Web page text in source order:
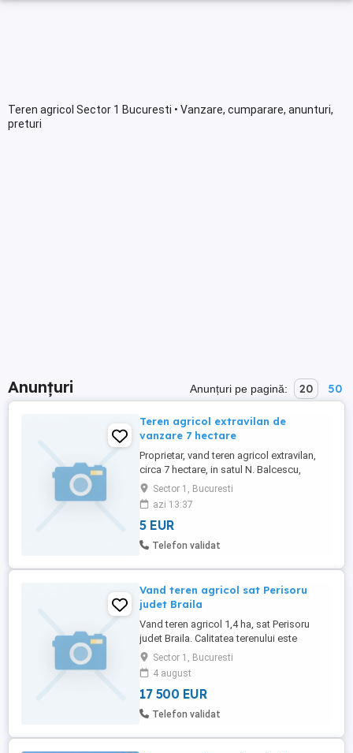
Teren agricol Sector 1 Bucuresti • Vanzare, cumparare, anunturi,
preturi
Anunțuri Anunțuri pe pagină: 20 50
Teren agricol extravilan de
vanzare 7 hectare
Proprietar, vand teren agricol extravilan,
circa 7 hectare, in satul N. Balcescu,
judetul Teleorman. Terenul este format din
mai multe parcele, de diferite marimi, date
in prezent in arenda. De asemenea, am de
vanzare si casa batraneasca veche, curte
2200 mp intravilan, intabulata, foarte bine
Sector 1, Bucuresti
azi 13:37
5 EUR
Telefon validat
Vand teren agricol sat Perisoru
judet Braila
Vand teren agricol 1,4 ha, sat Perisoru
judet Braila. Calitatea terenului este
excelenta. Cernoziom adevarat, conţinut
mare de humus. Zona foarte buna, de
interes. Productivitate mare. Pret actual 17
500 Euro pentru toata suprafata de 1,4 ha.
Se poate vinde imediat. Toate
Sector 1, Bucuresti
4 august
17 500 EUR
Telefon validat